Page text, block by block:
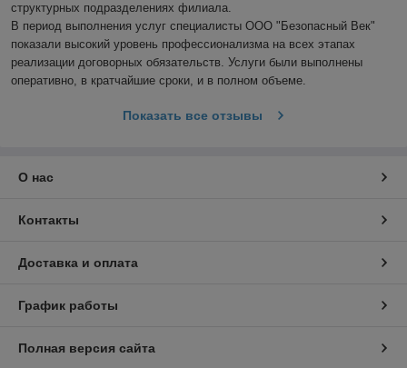
структурных подразделениях филиала.
В период выполнения услуг специалисты ООО "Безопасный Век"
показали высокий уровень профессионализма на всех этапах
реализации договорных обязательств. Услуги были выполнены
оперативно, в кратчайшие сроки, и в полном объеме.
Показать все отзывы
О нас
Контакты
Доставка и оплата
График работы
Полная версия сайта